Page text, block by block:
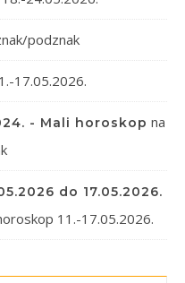
podznak
17.05.2026.
- Mali horoskop na
do 17.05.2026.
11.-17.05.2026.